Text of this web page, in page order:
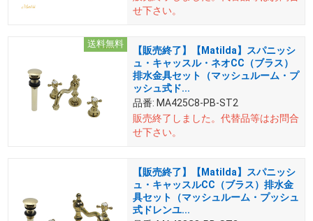
せ下さい。
送料無料
【販売終了】【Matilda】スパニッシ
ュ・キャッスル・ネオCC（ブラス）
排水金具セット（マッシュルーム・プ
ッシュ式ド...
品番: MA425C8-PB-ST2
販売終了しました。 代替品等はお問合
せ下さい。
【販売終了】【Matilda】スパニッシ
ュ・キャッスルCC（ブラス）排水金
具セット（マッシュルーム・プッシュ
式ドレンユ...